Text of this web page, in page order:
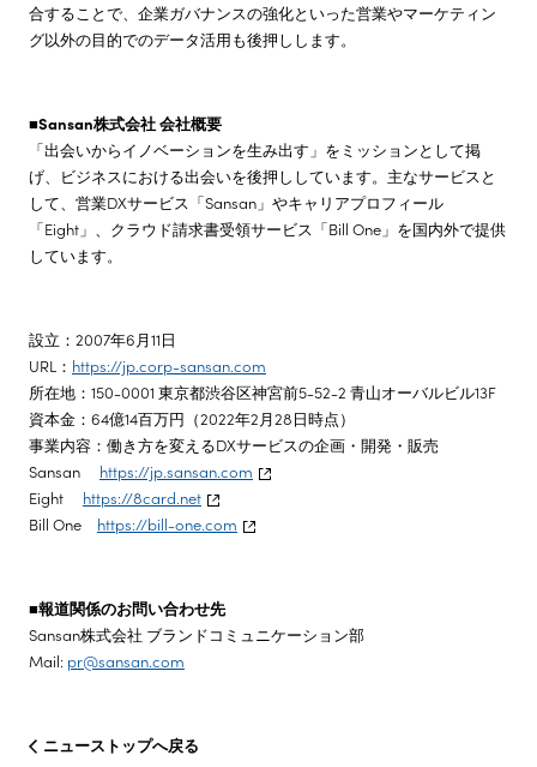
合することで、企業ガバナンスの強化といった営業やマーケティン
グ以外の目的でのデータ活用も後押しします。
■Sansan株式会社 会社概要
「出会いからイノベーションを生み出す」をミッションとして掲
げ、ビジネスにおける出会いを後押ししています。主なサービスと
して、営業DXサービス「Sansan」やキャリアプロフィール
「Eight」、クラウド請求書受領サービス「Bill One」を国内外で提供
しています。
設立：2007年6月11日
URL： https://jp.corp-sansan.com
所在地：150-0001 東京都渋谷区神宮前5-52-2 青山オーバルビル13F
資本金：64億14百万円（2022年2月28日時点）
事業内容：働き方を変えるDXサービスの企画・開発・販売
Sansan https://jp.sansan.com
Eight https://8card.net
Bill One https://bill-one.com
■報道関係のお問い合わせ先
Sansan株式会社 ブランドコミュニケーション部
Mail: pr@sansan.com
ニューストップへ戻る